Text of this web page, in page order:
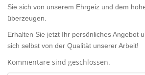
Sie sich von unserem Ehrgeiz und dem
überzeugen.
Erhalten Sie jetzt Ihr persönliches Angebot
sich selbst von der Qualität unserer Arbeit!
Kommentare sind geschlossen.